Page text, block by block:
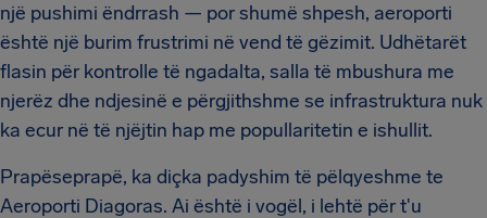
një pushimi ëndrrash — por shumë shpesh, aeroporti
është një burim frustrimi në vend të gëzimit. Udhëtarët
flasin për kontrolle të ngadalta, salla të mbushura me
njerëz dhe ndjesinë e përgjithshme se infrastruktura nuk
ka ecur në të njëjtin hap me popullaritetin e ishullit.
Prapëseprapë, ka diçka padyshim të pëlqyeshme te
Aeroporti Diagoras. Ai është i vogël, i lehtë për t'u